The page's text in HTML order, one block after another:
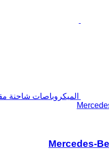
الميكروباصات شاحنة
Mercedes-